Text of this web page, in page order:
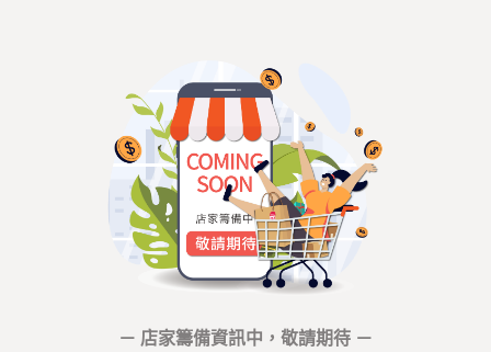
－ 店家籌備資訊中，敬請期待 －